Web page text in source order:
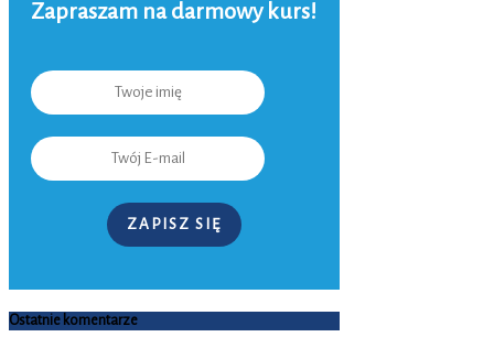
Zapraszam na darmowy kurs!
ZAPISZ SIĘ
Ostatnie komentarze